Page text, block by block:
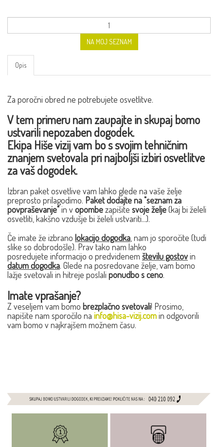
NA MOJ SEZNAM
Opis
Za poročni obred ne potrebujete osvetlitve.
V tem primeru nam zaupajte in skupaj bomo
ustvarili nepozaben dogodek.
Ekipa Hiše vizij vam bo s svojim tehničnim
znanjem svetovala pri najboljši izbiri osvetlitve
za vaš dogodek.
Izbran paket osvetlive vam lahko glede na vaše želje
preprosto prilagodimo. Paket dodajte na "seznam za
povpraševanje"in vopombezapišite svoje želje(kaj bi želeli
osvetliti, kakšno vzdušje bi želeli ustvariti...).
Če imate že izbrano lokacijo dogodka , nam jo sporočite (tudi
slike so dobrodošle). Prav tako nam lahko
posredujete informacijo o predvidenem številu gostovin
datum dogodka. Glede na posredovane želje, vam bomo
lažje svetovali in hitreje poslali ponudbo s ceno.
Imate vprašanje?
Z veseljem vam bomo brezplačno svetovali! Prosimo,
napišite nam sporočilo na info@hisa-vizij.comin odgovorili
vam bomo v najkrajšem možnem času.